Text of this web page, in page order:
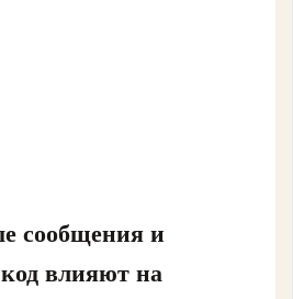
сообщения и
влияют на